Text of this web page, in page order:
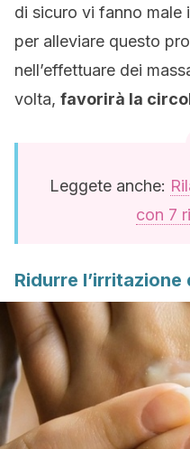
di sicuro vi fanno male
per alleviare questo
nell’effettuare dei
volta, favorirà la
Leggete anche:
con 7
Ridurre l’irritazione